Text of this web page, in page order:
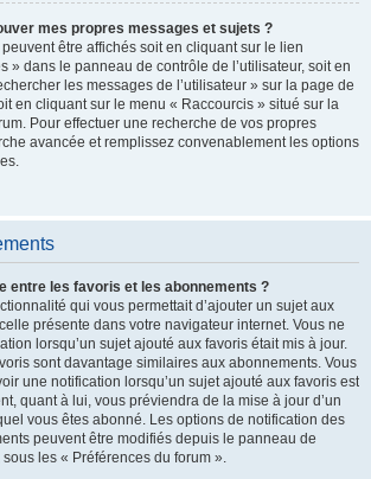
mes propres messages et sujets ?
être affichés soit en cliquant sur le lien
» dans le panneau de contrôle de l’utilisateur, soit en
les messages de l’utilisateur » sur la page de
en cliquant sur le menu « Raccourcis » situé sur la
Pour effectuer une recherche de vos propres
avancée et remplissez convenablement les options
entre les favoris et les abonnements ?
qui vous permettait d’ajouter un sujet aux
présente dans votre navigateur internet. Vous ne
lorsqu’un sujet ajouté aux favoris était mis à jour.
sont davantage similaires aux abonnements. Vous
une notification lorsqu’un sujet ajouté aux favoris est
quant à lui, vous préviendra de la mise à jour d’un
vous êtes abonné. Les options de notification des
peuvent être modifiés depuis le panneau de
les « Préférences du forum ».